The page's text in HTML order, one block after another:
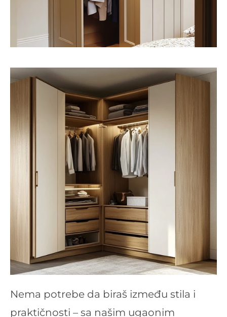
Nema potrebe da biraš između stila i
praktičnosti – sa našim ugaonim